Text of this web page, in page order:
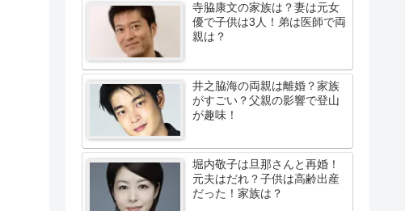
寺脇康文の家族は？妻は元女
優で子供は3人！弟は医師で両
親は？
井之脇海の両親は離婚？家族
がすごい？父親の影響で登山
が趣味！
堀内敬子は旦那さんと再婚！
元夫はだれ？子供は高齢出産
だった！家族は？